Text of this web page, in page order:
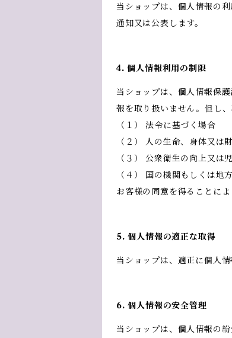
当ショップは、個人情報の
通知又は公表します。
4. 個人情報利用の制限
当ショップは、個人情報保
報を取り扱いません。但し
（１） 法令に基づく場合
（２） 人の生命、身体又
（３） 公衆衛生の向上又
（４） 国の機関もしくは地
お客様の同意を得ることに
5. 個人情報の適正な取得
当ショップは、適正に個人
6. 個人情報の安全管理
当ショップは、個人情報の